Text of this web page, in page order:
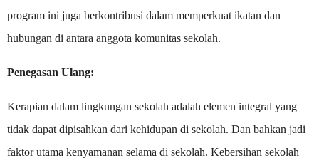
program ini juga berkontribusi dalam memperkuat ikatan dan
hubungan di antara anggota komunitas sekolah.
Penegasan Ulang:
Kerapian dalam lingkungan sekolah adalah elemen integral yang
tidak dapat dipisahkan dari kehidupan di sekolah. Dan bahkan jadi
faktor utama kenyamanan selama di sekolah. Kebersihan sekolah